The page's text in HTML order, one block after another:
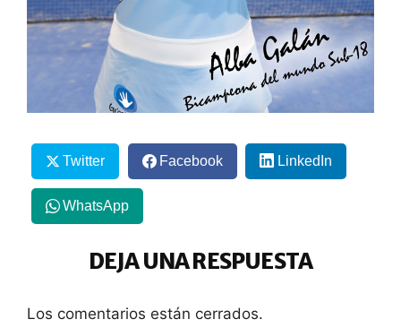
Twitter Facebook LinkedIn
WhatsApp
DEJA UNA RESPUESTA
Los comentarios están cerrados.